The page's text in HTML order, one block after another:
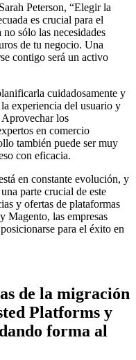
Peterson, “Elegir la
es crucial para el
sólo las necesidades
de tu negocio. Una
contigo será un activo
cuidadosamente y
experiencia del usuario y
Aprovechar los
en comercio
también puede ser muy
con eficacia.
en constante evolución, y
parte crucial de este
y ofertas de plataformas
Magento, las empresas
para el éxito en
de la migración
Platforms y
forma al